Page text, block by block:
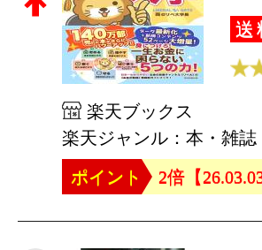
送
楽天ブックス
楽天ジャンル：本・雑誌
ポイント
2倍【